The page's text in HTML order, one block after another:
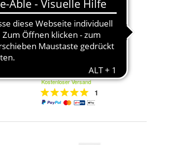
La Praire Caviar Concealer
Foundation Spf15 Honey
Beige 30ml
(765,80 € / l)
Kostenloser Versand
1